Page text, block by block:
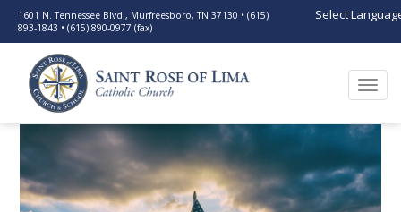
1601 N. Tennessee Blvd., Murfreesboro, TN 37130 • (615)
893-1843 • (615) 890-0977 (fax)
Select